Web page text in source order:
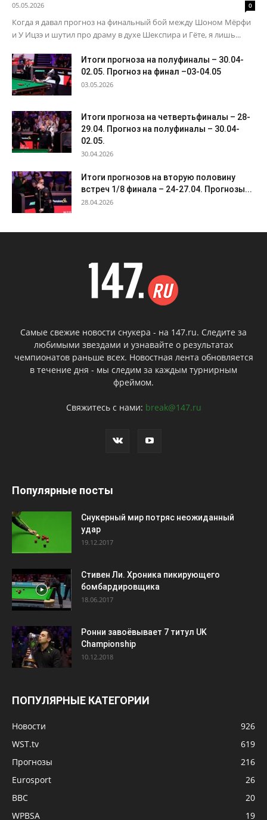
05.05.2026 0
Когда я давал прогноз на финальный бой между Шоном Мёрфи
и У Ицзэ и шутил про драму в духе Шекспира и Гёте, я лишь...
Итоги прогноза на полуфиналы – 30.04-
02.05. Прогноз на финал –03-04.05
03.05.2026
Итоги прогноза на четвертьфиналы – 28-
29.04. Прогноз на полуфиналы – 30.04-
02.05.
30.04.2026
Итоги прогнозов на вторую половину
встреч 1/8 финала – 24-27.04. Прогнозы...
28.04.2026
Самые свежие новости снукера - на 147.ru. Следите за
любимыми звездами и узнавайте о результатах
чемпионатов раньше всех. Новостная лента обновляется
в течение дня - мы следим за каждым турнирным
фреймом.
Свяжитесь с нами: break@147.ru
Популярные посты
Снукерный мир потряс неожиданный
удар
19.12.2017
Стивен Ли. Хроника пикирующего
бомбардировщика
18.06.2017
Ронни завоёвывает 7 титул UK
Championship
10.12.2018
ПОПУЛЯРНЫЕ КАТЕГОРИИ
Новости
926
WST.tv
619
Прогнозы
216
Eurosport
26
BBC
20
WPBSA
19